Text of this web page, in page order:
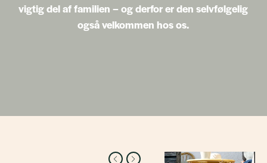
vigtig del af familien – og derfor er den selvfølgelig
også velkommen hos os.